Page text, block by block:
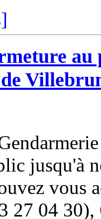
au
jusqu'à
vous
27 04